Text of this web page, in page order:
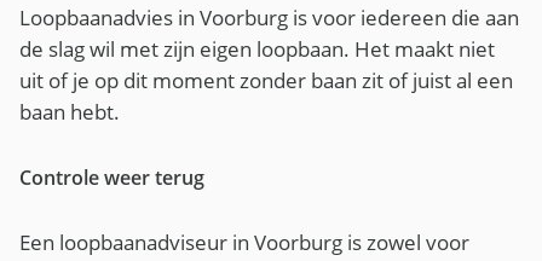
Loopbaanadvies in Voorburg is voor iedereen die aan
de slag wil met zijn eigen loopbaan. Het maakt niet
uit of je op dit moment zonder baan zit of juist al een
baan hebt.
Controle weer terug
Een loopbaanadviseur in Voorburg is zowel voor